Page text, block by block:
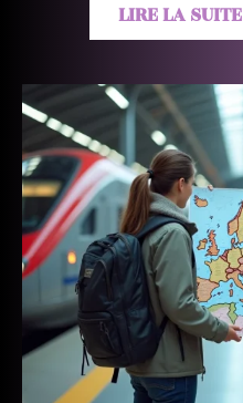
LIRE LA SUITE